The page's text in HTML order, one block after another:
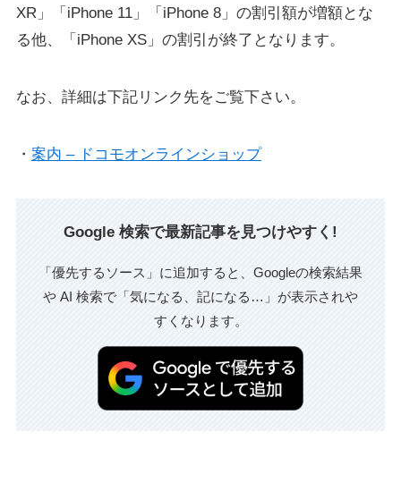
XR」「iPhone 11」「iPhone 8」の割引額が増額とな
る他、「iPhone XS」の割引が終了となります。
なお、詳細は下記リンク先をご覧下さい。
・ 案内 – ドコモオンラインショップ
Google 検索で最新記事を見つけやすく!
「優先するソース」に追加すると、Googleの検索結果
や AI 検索で「気になる、記になる…」が表示されや
すくなります。